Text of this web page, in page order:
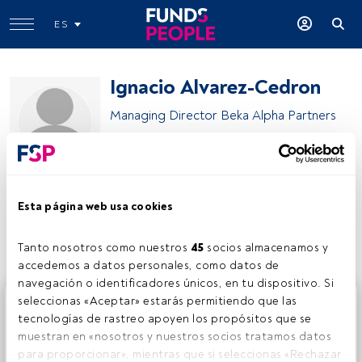
Esta página web usa cookies
Tanto nosotros como nuestros 45 socios almacenamos y
accedemos a datos personales, como datos de
navegación o identificadores únicos, en tu dispositivo. Si
seleccionas «Aceptar» estarás permitiendo que las
tecnologías de rastreo apoyen los propósitos que se
muestran en «nosotros y nuestros socios tratamos datos
para proporcionar», mientras que si seleccionas «Rechazar
ES
Ignacio Alvarez-Cedron
Managing Director Beka Alpha Partners
Compartir:
Este es un artículo exclusivo para los usuarios registrados
de FundsPeople. Si ya estás registrado, accede desde el
botón Login. Si aún no tienes cuenta, te invitamos a
registrarte y disfrutar de todo el universo que ofrece